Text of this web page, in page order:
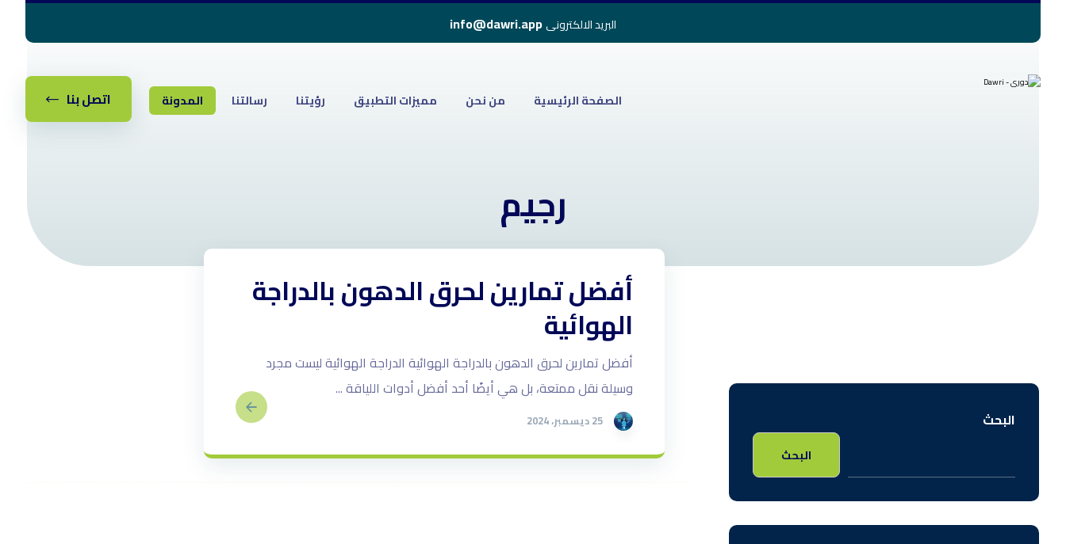
البريد الالكترونىinfo@dawri.app
اتصل بنا الصفحة الرئيسية من نحن مميزات التطبيق رؤيتنا رسالتنا المدونة
رجيم
المدونة رجيم
أفضل تمارين لحرق الدهون بالدراجة
الهوائية
25 ديسمبر، 2024
أفضل تمارين لحرق الدهون بالدراجة الهوائية الدراجة الهوائية ليست مجرد
وسيلة نقل ممتعة، بل هي أيضًا أحد أفضل أدوات اللياقة ...
البحث
البحث